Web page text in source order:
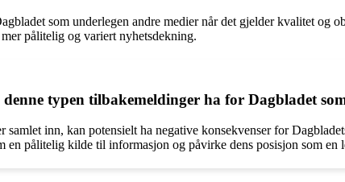
som underlegen andre medier når det gjelder kvalitet
pålitelig og variert nyhetsdekning.
typen tilbakemeldinger ha for Dagbladet
samlet inn, kan potensielt ha negative konsekvenser for
en pålitelig kilde til informasjon og påvirke dens posisjon som en